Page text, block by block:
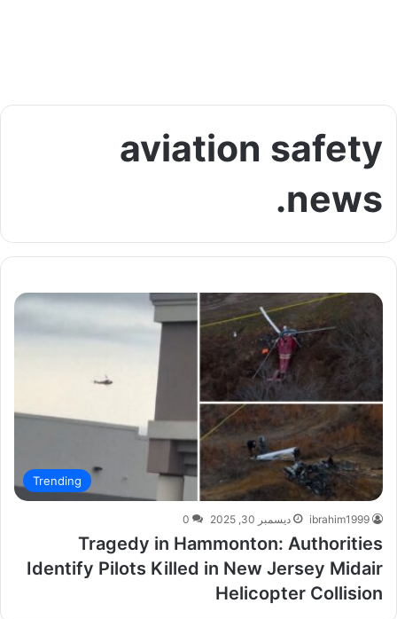
aviation safety
news.
Trending
ibrahim1999 ديسمبر 30, 2025 0
Tragedy in Hammonton: Authorities
Identify Pilots Killed in New Jersey Midair
Helicopter Collision